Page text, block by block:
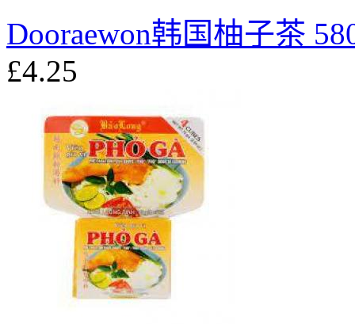
Dooraewon韩国柚子茶
£4.25